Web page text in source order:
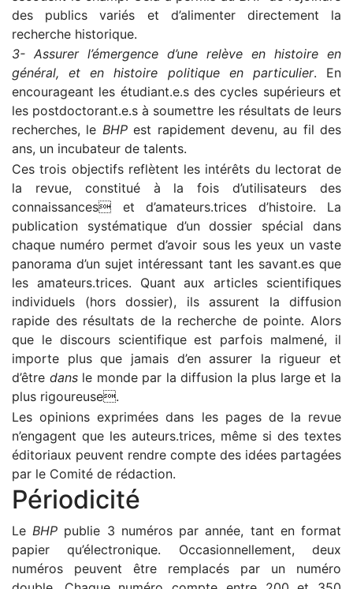
des publics variés et d’alimenter directement la
recherche historique.
3- Assurer l’émergence d’une relève en histoire en
général, et en histoire politique en particulier. En
encourageant les étudiant.e.s des cycles supérieurs et
les postdoctorant.e.s à soumettre les résultats de leurs
recherches, le BHPest rapidement devenu, au fil des
ans, un incubateur de talents.
Ces trois objectifs reflètent les intérêts du lectorat de
la revue, constitué à la fois d’utilisateurs des
connaissances et d’amateurs.trices d’histoire. La
publication systématique d’un dossier spécial dans
chaque numéro permet d’avoir sous les yeux un vaste
panorama d’un sujet intéressant tant les savant.es que
les amateurs.trices. Quant aux articles scientifiques
individuels (hors dossier), ils assurent la diffusion
rapide des résultats de la recherche de pointe. Alors
que le discours scientifique est parfois malmené, il
importe plus que jamais d’en assurer la rigueur et
d’être dans le monde par la diffusion la plus large et la
plus rigoureuse.
Les opinions exprimées dans les pages de la revue
n’engagent que les auteurs.trices, même si des textes
éditoriaux peuvent rendre compte des idées partagées
par le Comité de rédaction.
Périodicité
LeBHP publie 3 numéros par année, tant en format
papier qu’électronique. Occasionnellement, deux
numéros peuvent être remplacés par un numéro